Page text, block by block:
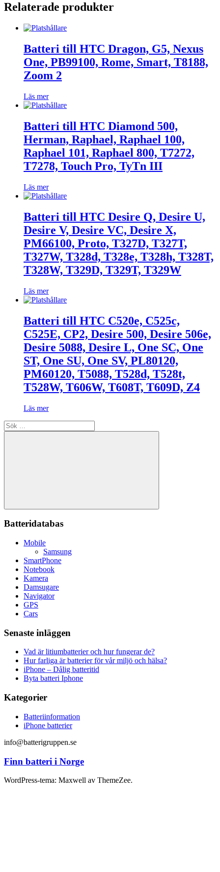
Relaterade produkter
Batteri till HTC Dragon, G5, Nexus
One, PB99100, Rome, Smart, T8188,
Zoom 2
Läs mer
Batteri till HTC Diamond 500,
Herman, Raphael, Raphael 100,
Raphael 101, Raphael 800, T7272,
T7278, Touch Pro, TyTn III
Läs mer
Batteri till HTC Desire Q, Desire U,
Desire V, Desire VC, Desire X,
PM66100, Proto, T327D, T327T,
T327W, T328d, T328e, T328h, T328T,
T328W, T329D, T329T, T329W
Läs mer
Batteri till HTC C520e, C525c,
C525E, CP2, Desire 500, Desire 506e,
Desire 5088, Desire L, One SC, One
ST, One SU, One SV, PL80120,
PM60120, T5088, T528d, T528t,
T528W, T606W, T608T, T609D, Z4
Läs mer
Sök
efter:
Sök
Batteridatabas
Mobile
Samsung
SmartPhone
Notebook
Kamera
Damsugare
Navigator
GPS
Cars
Senaste inläggen
Vad är litiumbatterier och hur fungerar de?
Hur farliga är batterier för vår miljö och hälsa?
iPhone – Dålig batteritid
Byta batteri Iphone
Kategorier
Batteriinformation
iPhone batterier
info@batterigruppen.se
Finn batteri i Norge
WordPress-tema: Maxwell av ThemeZee.